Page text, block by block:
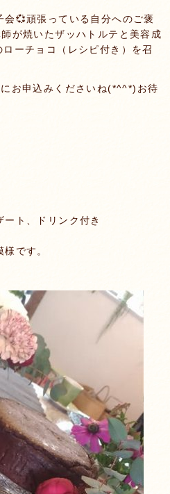
💞頑張っている自分へのご褒
が焼いたザッハトルテと美容成
ーチョコ（レシピ付き）を召
お申込みくださいね(*^^*)お待
ト、ドリンク付き
です。